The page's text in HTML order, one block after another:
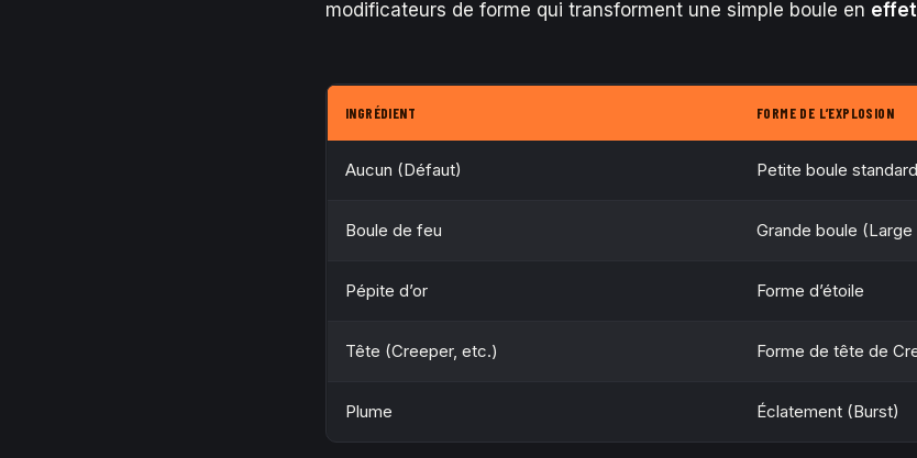
modificateurs de forme qui transforment une simple boule en
INGRÉDIENT FORME DE L’EXPLOSION
Aucun (Défaut) Petite boule standard
Boule de feu Grande boule (Large
Pépite d’or Forme d’étoile
Tête (Creeper, etc.) Forme de tête de
Plume Éclatement (Burst)